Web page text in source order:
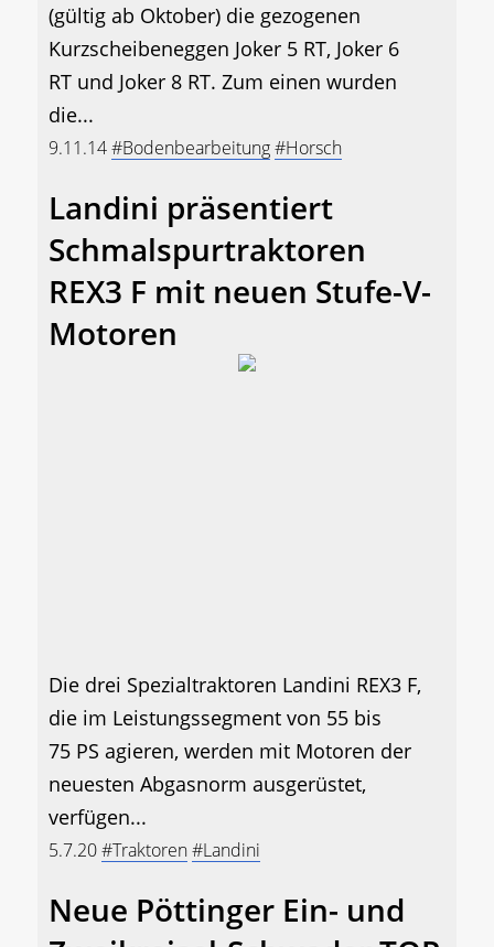
(gültig ab Oktober) die gezogenen
Kurzscheibeneggen Joker 5 RT, Joker 6
RT und Joker 8 RT. Zum einen wurden
die...
9.11.14#Bodenbearbeitung#Horsch
Landini präsentiert
Schmalspurtraktoren
REX3 F mit neuen Stufe-V-
Motoren
Die drei Spezialtraktoren Landini REX3 F,
die im Leistungssegment von 55 bis
75 PS agieren, werden mit Motoren der
neuesten Abgasnorm ausgerüstet,
verfügen...
5.7.20#Traktoren#Landini
Neue Pöttinger Ein- und